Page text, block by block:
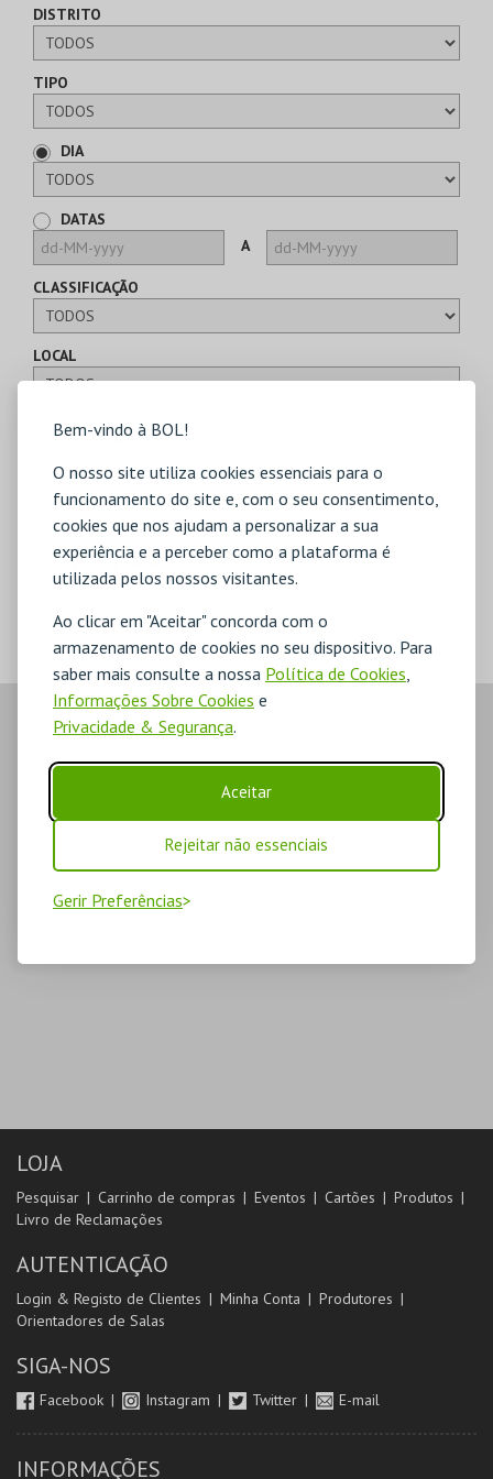
Bem-vindo à BOL!
O nosso site utiliza cookies essenciais para o
funcionamento do site e, com o seu consentimento,
cookies que nos ajudam a personalizar a sua
experiência e a perceber como a plataforma é
utilizada pelos nossos visitantes.
Ao clicar em "Aceitar" concorda com o
armazenamento de cookies no seu dispositivo. Para
saber mais consulte a nossa Política de Cookies,
Informações Sobre Cookies e
Privacidade & Segurança.
Aceitar
Rejeitar não essenciais
Gerir Preferências
DISTRITO
TIPO
DIA
DATAS
A
CLASSIFICAÇÃO
LOCAL
CARTÕES
TIPO
MERCHANDISE
LOJA
Pesquisar Carrinho de compras Eventos Cartões
Produtos
Livro de Reclamações
AUTENTICAÇÃO
Login & Registo de Clientes Minha Conta
Produtores
Orientadores de Salas
SIGA-NOS
Facebook Instagram Twitter E-mail
INFORMAÇÕES